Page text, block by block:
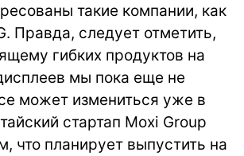
такие компании, как
Правда, следует отметить,
гибких продуктов на
мы пока еще не
может измениться уже в
стартап Moxi Group
что планирует выпустить на